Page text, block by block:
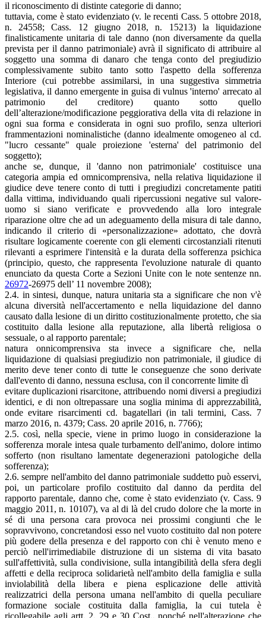
il riconoscimento di distinte categorie di danno;
tuttavia, come è stato evidenziato (v. le recenti Cass. 5 ottobre 2018,
n. 24558; Cass. 12 giugno 2018, n. 15213) la liquidazione
finalisticamente unitaria di tale danno (non diversamente da quella
prevista per il danno patrimoniale) avrà il significato di attribuire al
soggetto una somma di danaro che tenga conto del pregiudizio
complessivamente subito tanto sotto l'aspetto della sofferenza
Interiore (cui potrebbe assimilarsi, in una suggestiva simmetria
legislativa, il danno emergente in guisa di vulnus 'interno' arrecato al
patrimonio del creditore) quanto sotto quello
dell’alterazione/modificazione peggiorativa della vita di relazione in
ogni sua forma e considerata in ogni suo profilo, senza ulteriori
frammentazioni nominalistiche (danno idealmente omogeneo al cd.
"lucro cessante" quale proiezione 'esterna' del patrimonio del
soggetto);
anche se, dunque, il 'danno non patrimoniale' costituisce una
categoria ampia ed omnicomprensiva, nella relativa liquidazione il
giudice deve tenere conto di tutti i pregiudizi concretamente patiti
dalla vittima, individuando quali ripercussioni negative sul valore-
uomo si siano verificate e provvedendo alla loro integrale
riparazione oltre che ad un adeguamento della misura di tale danno,
indicando il criterio di «personalizzazione» adottato, che dovrà
risultare logicamente coerente con gli elementi circostanziali ritenuti
rilevanti a esprimere l'intensità e la durata della sofferenza psichica
(principio, questo, che rappresenta l'evoluzione naturale di quanto
enunciato da questa Corte a Sezioni Unite con le note sentenze nn.
26972-26975 dell’ 11 novembre 2008);
2.4. in sintesi, dunque, natura unitaria sta a significare che non v'è
alcuna diversità nell'accertamento e nella liquidazione del danno
causato dalla lesione di un diritto costituzionalmente protetto, che sia
costituito dalla lesione alla reputazione, alla libertà religiosa o
sessuale, o al rapporto parentale;
natura onnicomprensiva sta invece a significare che, nella
liquidazione di qualsiasi pregiudizio non patrimoniale, il giudice di
merito deve tener conto di tutte le conseguenze che sono derivate
dall'evento di danno, nessuna esclusa, con il concorrente limite dì
evitare duplicazioni risarcitone, attribuendo nomi diversi a pregiudizi
identici, e di non oltrepassare una soglia minima di apprezzabilità,
onde evitare risarcimenti cd. bagatellari (in tali termini, Cass. 7
marzo 2016, n. 4379; Cass. 20 aprile 2016, n. 7766);
2.5. così, nella specie, viene in primo luogo in considerazione la
sofferenza morale intesa quale turbamento dell'animo, dolore intimo
sofferto (non risultano lamentate degenerazioni patologiche della
sofferenza);
2.6. sempre nell'ambito del danno patrimoniale suddetto può esservi,
poi, un particolare profilo costituito dal danno da perdita del
rapporto parentale, danno che, come è stato evidenziato (v. Cass. 9
maggio 2011, n. 10107), va al di là del crudo dolore che la morte in
sé di una persona cara provoca nei prossimi congiunti che le
sopravvivono, concretandosi esso nel vuoto costituito dal non potere
più godere della presenza e del rapporto con chi è venuto meno e
perciò nell'irrimediabile distruzione di un sistema di vita basato
sull'affettività, sulla condivisione, sulla intangibilità della sfera degli
affetti e della reciproca solidarietà nell'ambito della famiglia e sulla
inviolabilità della libera e piena esplicazione delle attività
realizzatrici della persona umana nell'ambito di quella peculiare
formazione sociale costituita dalla famiglia, la cui tutela è
ricollegabile agli artt. 2, 29 e 30 Cost., nonché nell'alterazione che